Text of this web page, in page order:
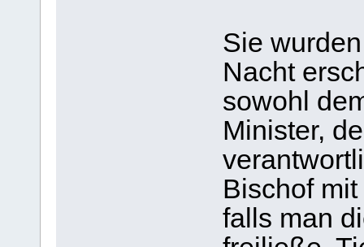
Sie
Nacht
sowohl
Minister,
Bischof
falls man